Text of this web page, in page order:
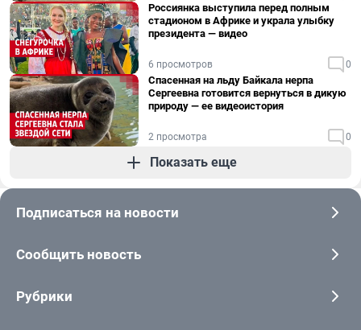
Россиянка выступила перед полным
стадионом в Африке и украла улыбку
президента — видео
6 просмотров 0
Спасенная на льду Байкала нерпа
Сергеевна готовится вернуться в дикую
природу — ее видеоистория
2 просмотра 0
Показать еще
Подписаться на новости
Сообщить новость
Рубрики